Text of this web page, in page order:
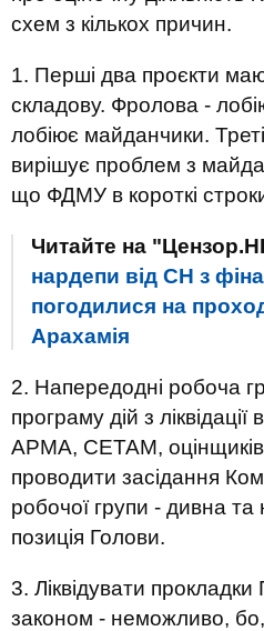
схем з кількох причин.
1. Перші два проєкти
складову. Фролова -
лобіює майданчики.
вирішує проблем з
що ФДМУ в короткі
Читайте на
нардепи від СН з
погодилися на
Арахамія
2. Напередодні робоча
програму дій з ліквідації
АРМА, СЕТАМ,
проводити засідання
робочої групи - дивна та
позиція Голови.
3. Ліквідувати
законом - неможливо,